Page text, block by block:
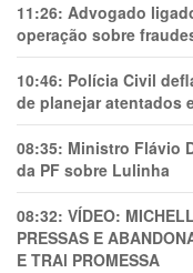
11:26: Advogado
operação sobre
10:46: Polícia Civil
de planejar atentados
08:35: Ministro Flávio
da PF sobre Lulinha
08:32: VÍDEO:
PRESSAS E
E TRAl PROMESSA